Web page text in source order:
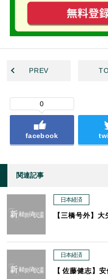
PREV
0
facebook
関連記事
日本経済
【三橋号外】大
日本経済
【佐藤健志